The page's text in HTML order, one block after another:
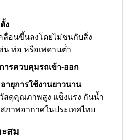
ง
ลื่อนขึ้นลงโดยไม่ชนกับสิ่ง
น ท่อ หรือเพดานต่ำ
ารควบคุมรถเข้า-ออก
ายุการใช้งานยาวนาน
วัสดุคุณภาพสูง แข็งแรง กันน้ำ
ภาพอากาศในประเทศไทย
ะสม